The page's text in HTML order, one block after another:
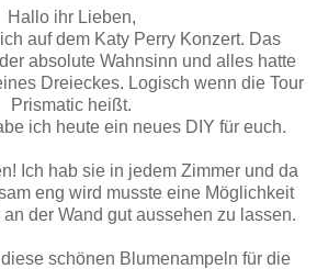
Hallo ihr Lieben,
auf dem Katy Perry Konzert. Das
absolute Wahnsinn und alles hatte
Dreieckes. Logisch wenn die Tour
Prismatic heißt.
ich heute ein neues DIY für euch.
Ich hab sie in jedem Zimmer und da
eng wird musste eine Möglichkeit
der Wand gut aussehen zu lassen.
schönen Blumenampeln für die